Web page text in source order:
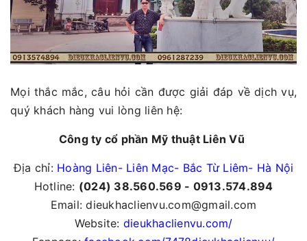
Mọi thắc mắc, câu hỏi cần được giải đáp về dịch vụ,
quý khách hàng vui lòng liên hệ:
Công ty cổ phần Mỹ thuật Liên Vũ
Địa chỉ: Hoàng Liên- Liên Mạc- Bắc Từ Liêm- Hà Nội
Hotline: (024) 38.560.569 - 0913.574.894
Email: dieukhaclienvu.com@gmail.com
Website: dieukhaclienvu.com/